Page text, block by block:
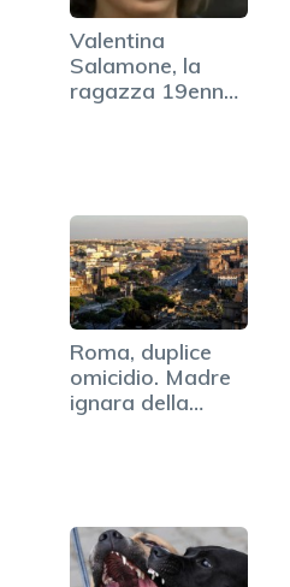
Valentina
Salamone, la
ragazza 19enne
Roma, duplice
omicidio. Madre
ignara della